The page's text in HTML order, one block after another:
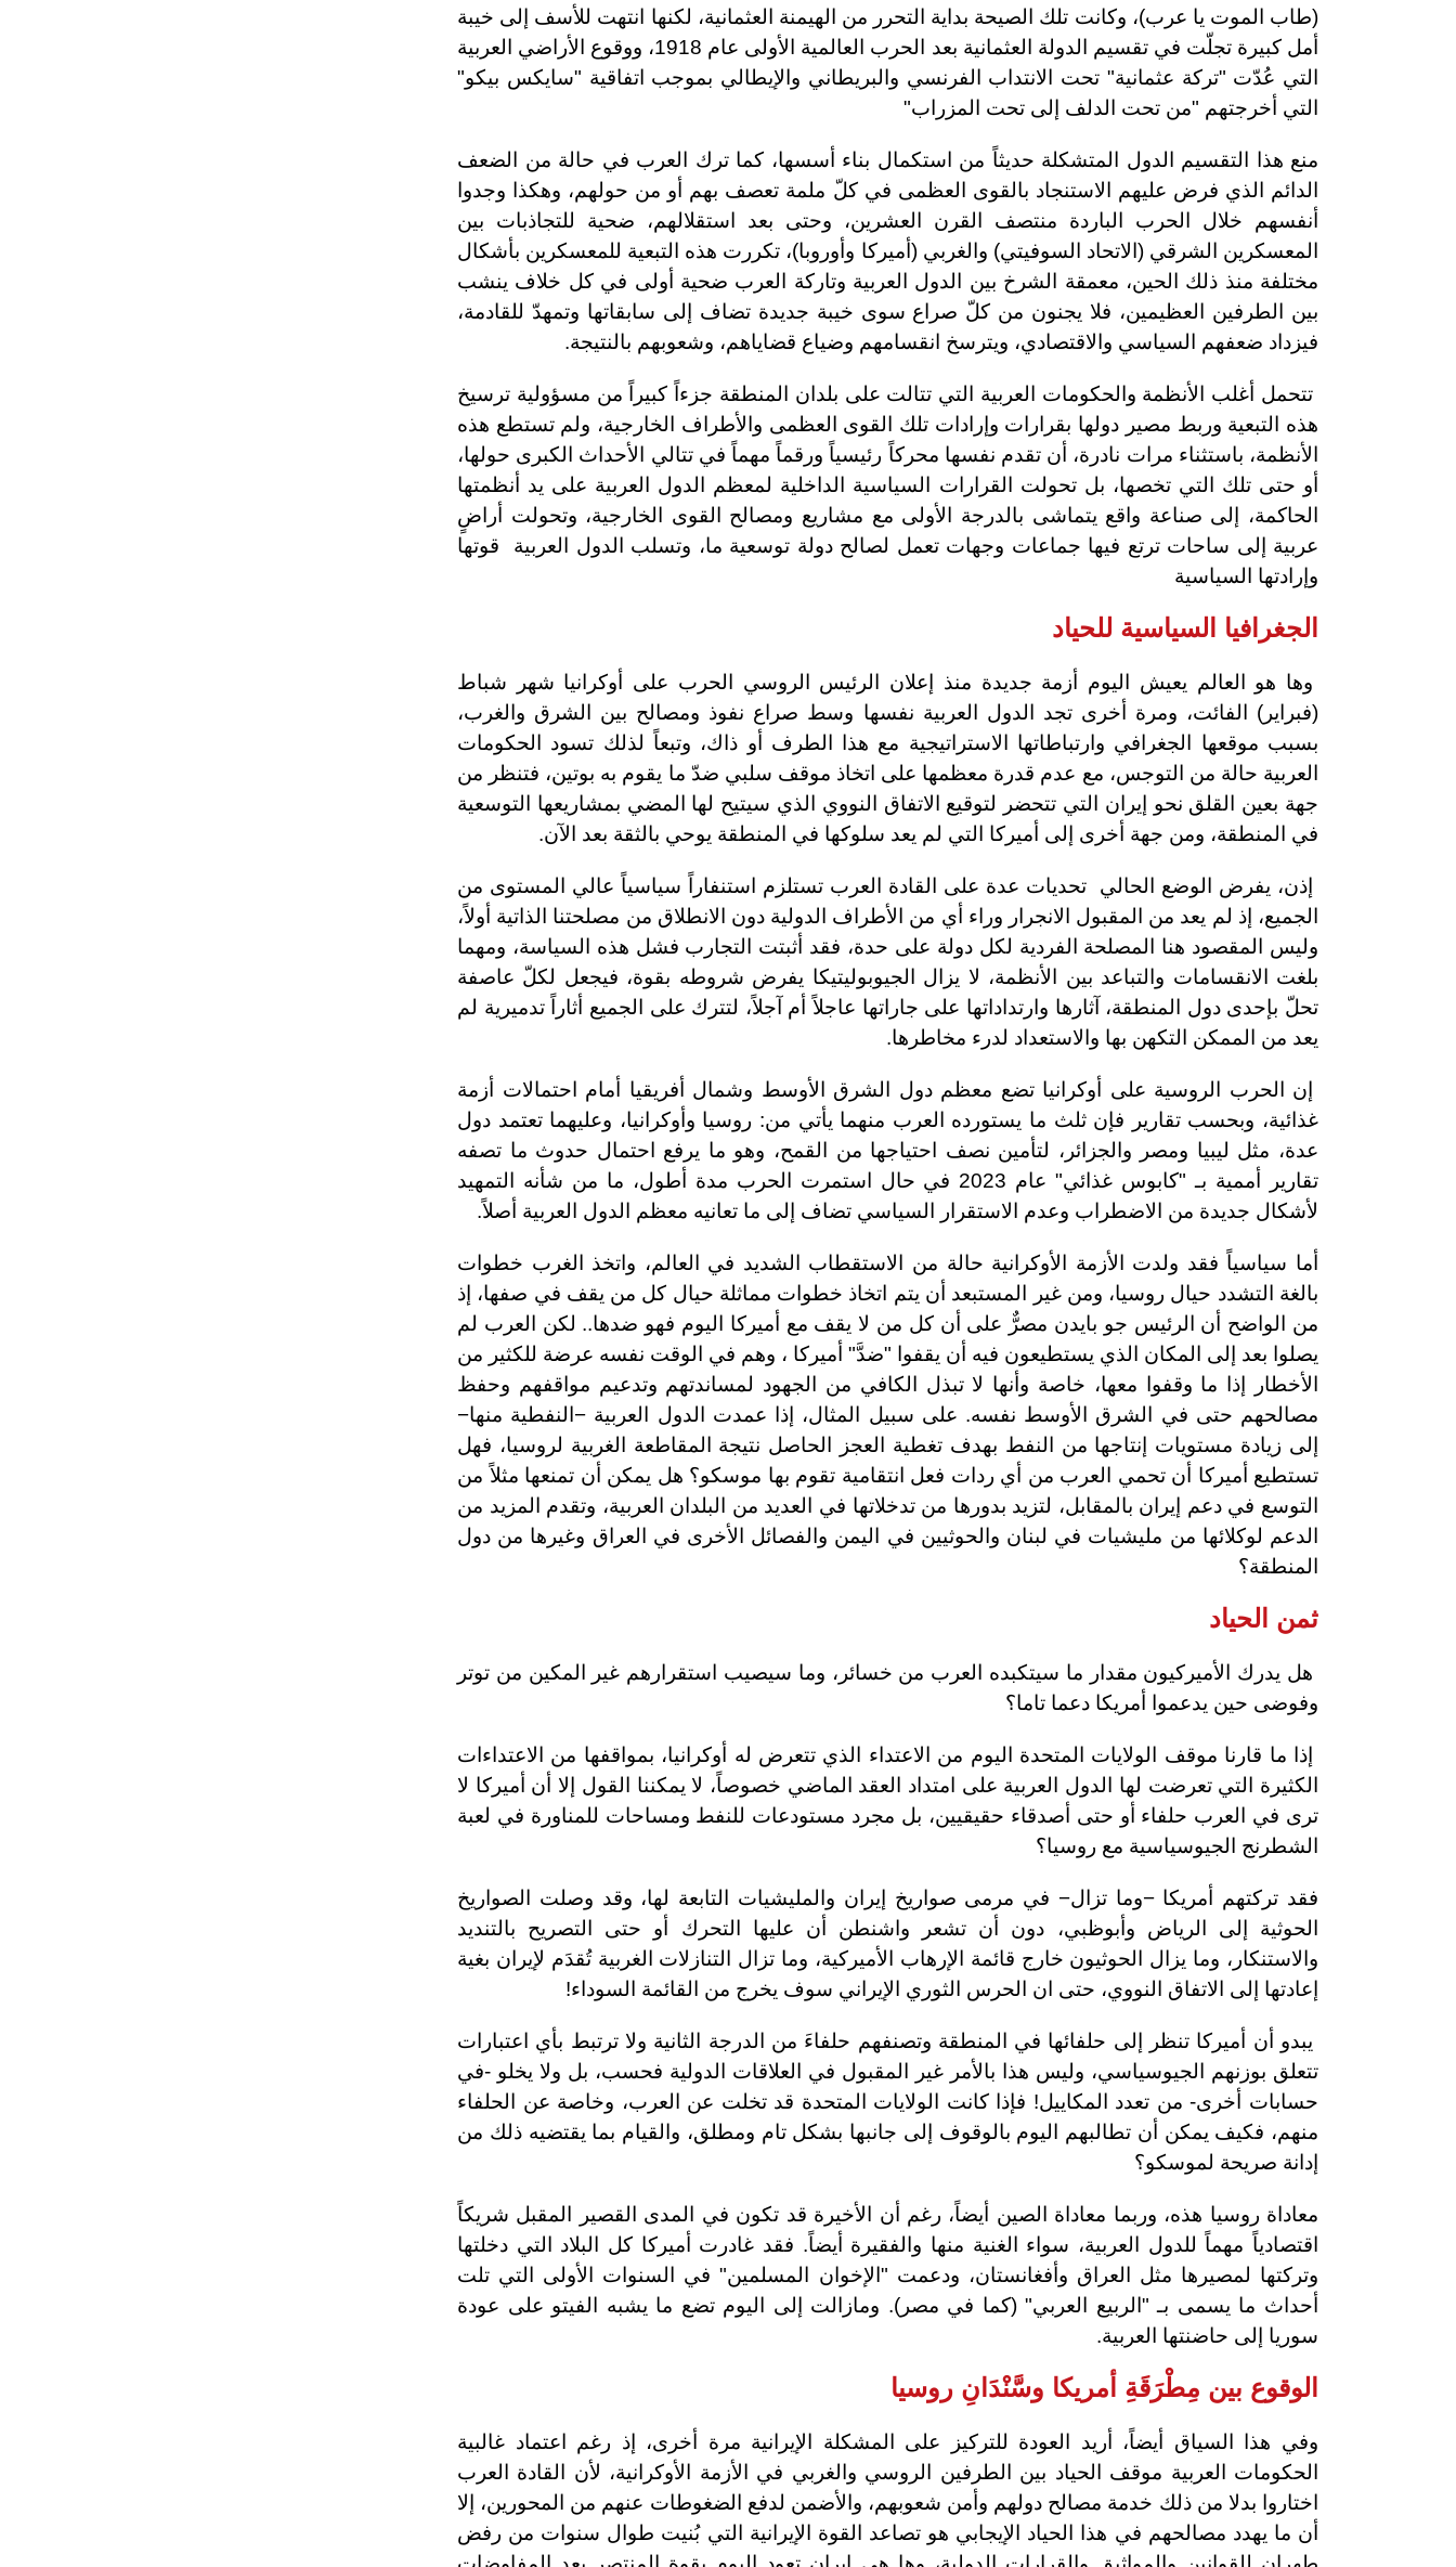
(طاب الموت يا عرب)، وكانت تلك الصيحة بداية التحرر من الهيمنة العثمانية، لكنها انتهت للأسف إلى خيبة
أمل كبيرة تجلّت في تقسيم الدولة العثمانية بعد الحرب العالمية الأولى عام 1918، ووقوع الأراضي العربية
التي عُدّت "تركة عثمانية" تحت الانتداب الفرنسي والبريطاني والإيطالي بموجب اتفاقية "سايكس بيكو"
التي أخرجتهم "من تحت الدلف إلى تحت المزراب"
منع هذا التقسيم الدول المتشكلة حديثاً من استكمال بناء أسسها، كما ترك العرب في حالة من الضعف
الدائم الذي فرض عليهم الاستنجاد بالقوى العظمى في كلّ ملمة تعصف بهم أو من حولهم، وهكذا وجدوا
أنفسهم خلال الحرب الباردة منتصف القرن العشرين، وحتى بعد استقلالهم، ضحية للتجاذبات بين
المعسكرين الشرقي (الاتحاد السوفيتي) والغربي (أميركا وأوروبا)، تكررت هذه التبعية للمعسكرين بأشكال
مختلفة منذ ذلك الحين، معمقة الشرخ بين الدول العربية وتاركة العرب ضحية أولى في كل خلاف ينشب
بين الطرفين العظيمين، فلا يجنون من كلّ صراع سوى خيبة جديدة تضاف إلى سابقاتها وتمهدّ للقادمة،
فيزداد ضعفهم السياسي والاقتصادي، ويترسخ انقسامهم وضياع قضاياهم، وشعوبهم بالنتيجة.
تتحمل أغلب الأنظمة والحكومات العربية التي تتالت على بلدان المنطقة جزءاً كبيراً من مسؤولية ترسيخ
هذه التبعية وربط مصير دولها بقرارات وإرادات تلك القوى العظمى والأطراف الخارجية، ولم تستطع هذه
الأنظمة، باستثناء مرات نادرة، أن تقدم نفسها محركاً رئيسياً ورقماً مهماً في تتالي الأحداث الكبرى حولها،
أو حتى تلك التي تخصها، بل تحولت القرارات السياسية الداخلية لمعظم الدول العربية على يد أنظمتها
الحاكمة، إلى صناعة واقع يتماشى بالدرجة الأولى مع مشاريع ومصالح القوى الخارجية، وتحولت أراضٍ
عربية إلى ساحات ترتع فيها جماعات وجهات تعمل لصالح دولة توسعية ما، وتسلب الدول العربية قوتها
وإرادتها السياسية
الجغرافيا السياسية للحياد
وها هو العالم يعيش اليوم أزمة جديدة منذ إعلان الرئيس الروسي الحرب على أوكرانيا شهر شباط
(فبراير) الفائت، ومرة أخرى تجد الدول العربية نفسها وسط صراع نفوذ ومصالح بين الشرق والغرب،
بسبب موقعها الجغرافي وارتباطاتها الاستراتيجية مع هذا الطرف أو ذاك، وتبعاً لذلك تسود الحكومات
العربية حالة من التوجس، مع عدم قدرة معظمها على اتخاذ موقف سلبي ضدّ ما يقوم به بوتين، فتنظر من
جهة بعين القلق نحو إيران التي تتحضر لتوقيع الاتفاق النووي الذي سيتيح لها المضي بمشاريعها التوسعية
في المنطقة، ومن جهة أخرى إلى أميركا التي لم يعد سلوكها في المنطقة يوحي بالثقة بعد الآن.
إذن، يفرض الوضع الحالي تحديات عدة على القادة العرب تستلزم استنفاراً سياسياً عالي المستوى من
الجميع، إذ لم يعد من المقبول الانجرار وراء أي من الأطراف الدولية دون الانطلاق من مصلحتنا الذاتية أولاً،
وليس المقصود هنا المصلحة الفردية لكل دولة على حدة، فقد أثبتت التجارب فشل هذه السياسة، ومهما
بلغت الانقسامات والتباعد بين الأنظمة، لا يزال الجيوبوليتيكا يفرض شروطه بقوة، فيجعل لكلّ عاصفة
تحلّ بإحدى دول المنطقة، آثارها وارتداداتها على جاراتها عاجلاً أم آجلاً، لتترك على الجميع أثاراً تدميرية لم
يعد من الممكن التكهن بها والاستعداد لدرء مخاطرها.
إن الحرب الروسية على أوكرانيا تضع معظم دول الشرق الأوسط وشمال أفريقيا أمام احتمالات أزمة
غذائية، وبحسب تقارير فإن ثلث ما يستورده العرب منهما يأتي من: روسيا وأوكرانيا، وعليهما تعتمد دول
عدة، مثل ليبيا ومصر والجزائر، لتأمين نصف احتياجها من القمح، وهو ما يرفع احتمال حدوث ما تصفه
تقارير أممية بـ "كابوس غذائي" عام 2023 في حال استمرت الحرب مدة أطول، ما من شأنه التمهيد
لأشكال جديدة من الاضطراب وعدم الاستقرار السياسي تضاف إلى ما تعانيه معظم الدول العربية أصلاً.
أما سياسياً فقد ولدت الأزمة الأوكرانية حالة من الاستقطاب الشديد في العالم، واتخذ الغرب خطوات
بالغة التشدد حيال روسيا، ومن غير المستبعد أن يتم اتخاذ خطوات مماثلة حيال كل من يقف في صفها، إذ
من الواضح أن الرئيس جو بايدن مصرٌّ على أن كل من لا يقف مع أميركا اليوم فهو ضدها.. لكن العرب لم
يصلوا بعد إلى المكان الذي يستطيعون فيه أن يقفوا "ضدَّ" أميركا ، وهم في الوقت نفسه عرضة للكثير من
الأخطار إذا ما وقفوا معها، خاصة وأنها لا تبذل الكافي من الجهود لمساندتهم وتدعيم مواقفهم وحفظ
مصالحهم حتى في الشرق الأوسط نفسه. على سبيل المثال، إذا عمدت الدول العربية −النفطية منها−
إلى زيادة مستويات إنتاجها من النفط بهدف تغطية العجز الحاصل نتيجة المقاطعة الغربية لروسيا، فهل
تستطيع أميركا أن تحمي العرب من أي ردات فعل انتقامية تقوم بها موسكو؟ هل يمكن أن تمنعها مثلاً من
التوسع في دعم إيران بالمقابل، لتزيد بدورها من تدخلاتها في العديد من البلدان العربية، وتقدم المزيد من
الدعم لوكلائها من مليشيات في لبنان والحوثيين في اليمن والفصائل الأخرى في العراق وغيرها من دول
المنطقة؟
ثمن الحياد
هل يدرك الأميركيون مقدار ما سيتكبده العرب من خسائر، وما سيصيب استقرارهم غير المكين من توتر
وفوضى حين يدعموا أمريكا دعما تاما؟
إذا ما قارنا موقف الولايات المتحدة اليوم من الاعتداء الذي تتعرض له أوكرانيا، بمواقفها من الاعتداءات
الكثيرة التي تعرضت لها الدول العربية على امتداد العقد الماضي خصوصاً، لا يمكننا القول إلا أن أميركا لا
ترى في العرب حلفاء أو حتى أصدقاء حقيقيين، بل مجرد مستودعات للنفط ومساحات للمناورة في لعبة
الشطرنج الجيوسياسية مع روسيا؟
فقد تركتهم أمريكا −وما تزال− في مرمى صواريخ إيران والمليشيات التابعة لها، وقد وصلت الصواريخ
الحوثية إلى الرياض وأبوظبي، دون أن تشعر واشنطن أن عليها التحرك أو حتى التصريح بالتنديد
والاستنكار، وما يزال الحوثيون خارج قائمة الإرهاب الأميركية، وما تزال التنازلات الغربية تُقدَم لإيران بغية
إعادتها إلى الاتفاق النووي، حتى ان الحرس الثوري الإيراني سوف يخرج من القائمة السوداء!
يبدو أن أميركا تنظر إلى حلفائها في المنطقة وتصنفهم حلفاءَ من الدرجة الثانية ولا ترتبط بأي اعتبارات
تتعلق بوزنهم الجيوسياسي، وليس هذا بالأمر غير المقبول في العلاقات الدولية فحسب، بل ولا يخلو -في
حسابات أخرى- من تعدد المكاييل! فإذا كانت الولايات المتحدة قد تخلت عن العرب، وخاصة عن الحلفاء
منهم، فكيف يمكن أن تطالبهم اليوم بالوقوف إلى جانبها بشكل تام ومطلق، والقيام بما يقتضيه ذلك من
إدانة صريحة لموسكو؟
معاداة روسيا هذه، وربما معاداة الصين أيضاً، رغم أن الأخيرة قد تكون في المدى القصير المقبل شريكاً
اقتصادياً مهماً للدول العربية، سواء الغنية منها والفقيرة أيضاً. فقد غادرت أميركا كل البلاد التي دخلتها
وتركتها لمصيرها مثل العراق وأفغانستان، ودعمت "الإخوان المسلمين" في السنوات الأولى التي تلت
أحداث ما يسمى بـ "الربيع العربي" (كما في مصر). ومازالت إلى اليوم تضع ما يشبه الفيتو على عودة
سوريا إلى حاضنتها العربية.
الوقوع بين مِطْرَقَةِ أمريكا وسَّنْدَانِ روسيا
وفي هذا السياق أيضاً، أريد العودة للتركيز على المشكلة الإيرانية مرة أخرى، إذ رغم اعتماد غالبية
الحكومات العربية موقف الحياد بين الطرفين الروسي والغربي في الأزمة الأوكرانية، لأن القادة العرب
اختاروا بدلا من ذلك خدمة مصالح دولهم وأمن شعوبهم، والأضمن لدفع الضغوطات عنهم من المحورين، إلا
أن ما يهدد مصالحهم في هذا الحياد الإيجابي هو تصاعد القوة الإيرانية التي بُنيت طوال سنوات من رفض